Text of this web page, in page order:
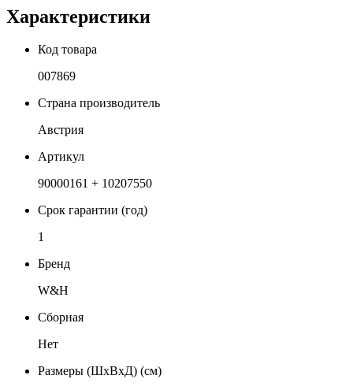
Характеристики
Код товара
007869
Страна производитель
Австрия
Артикул
90000161 + 10207550
Срок гарантии (год)
1
Бренд
W&H
Сборная
Нет
Размеры (ШхВхД) (см)